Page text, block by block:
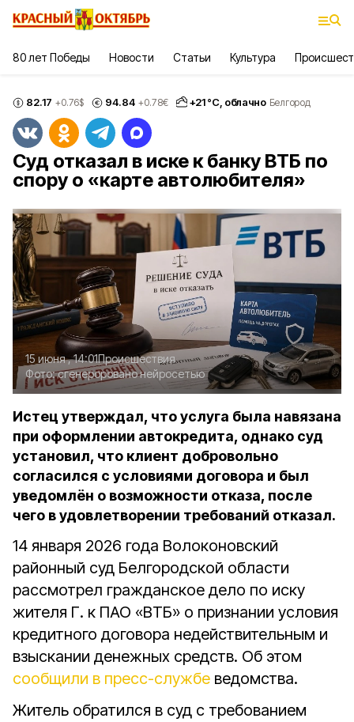
80 лет Победы Новости Статьи Культура
82.17 +0.76$ 94.84 +0.78€ +21°С, облачно Белгород
Суд отказал в иске к банку ВТБ по
спору о «карте автолюбителя»
15 июня , 14:01Происшествия
Фото:сгенероровано нейросетью
Истец утверждал, что услуга была навязана
при оформлении автокредита, однако суд
установил, что клиент добровольно
согласился с условиями договора и был
уведомлён о возможности отказа, после
чего в удовлетворении требований отказал.
14 января 2026 года Волоконовский
районный суд Белгородской области
рассмотрел гражданское дело по иску
жителя Г. к ПАО «ВТБ» о признании условия
кредитного договора недействительным и
взыскании денежных средств. Об этом
сообщили в пресс-службе ведомства.
Житель обратился в суд с требованием